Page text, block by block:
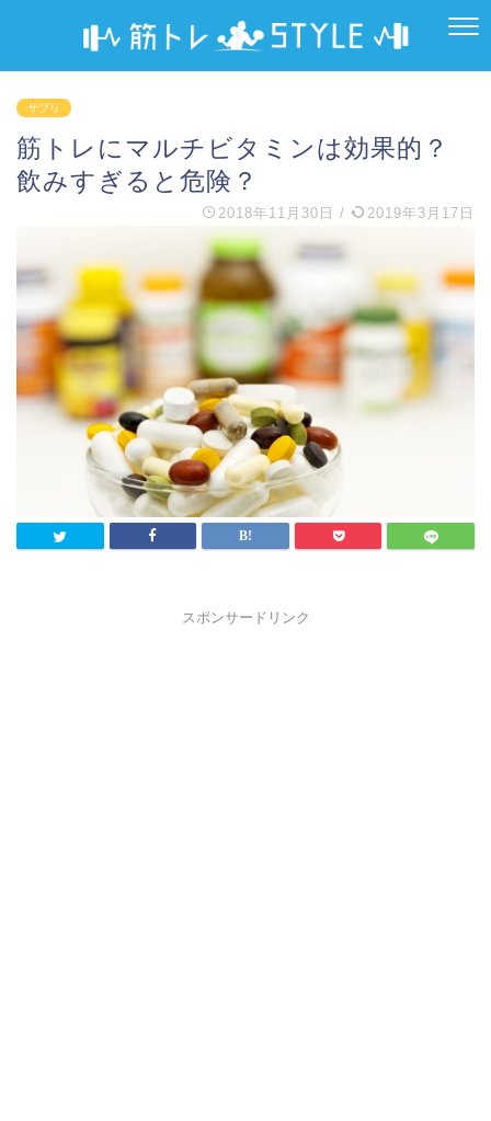
サプリ
筋トレにマルチビタミンは効果的？
飲みすぎると危険？
2018年11月30日 / 2019年3月17日
スポンサードリンク